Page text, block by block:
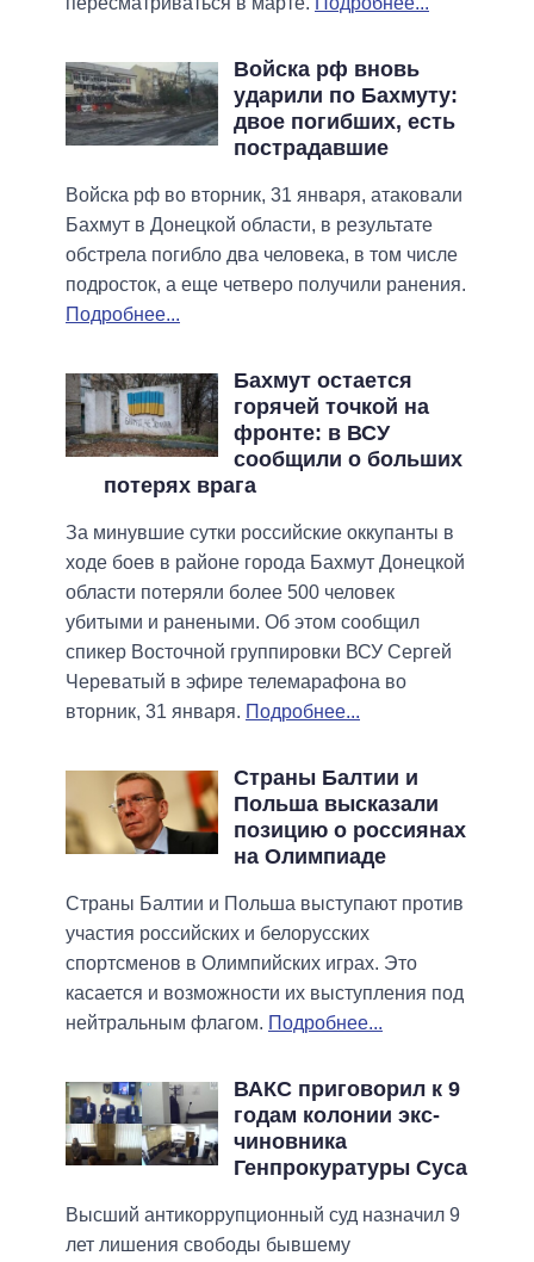
Войска рф вновь
ударили по Бахмуту:
двое погибших, есть
пострадавшие
Войска рф во вторник, 31 января, атаковали
Бахмут в Донецкой области, в результате
обстрела погибло два человека, в том числе
подросток, а еще четверо получили ранения.
Подробнее...
Бахмут остается
горячей точкой на
фронте: в ВСУ
сообщили о больших
потерях врага
За минувшие сутки российские оккупанты в
ходе боев в районе города Бахмут Донецкой
области потеряли более 500 человек
убитыми и ранеными. Об этом сообщил
спикер Восточной группировки ВСУ Сергей
Череватый в эфире телемарафона во
вторник, 31 января. Подробнее...
Страны Балтии и
Польша высказали
позицию о россиянах
на Олимпиаде
Страны Балтии и Польша выступают против
участия российских и белорусских
спортсменов в Олимпийских играх. Это
касается и возможности их выступления под
нейтральным флагом. Подробнее...
ВАКС приговорил к 9
годам колонии экс-
чиновника
Генпрокуратуры Суса
Высший антикоррупционный суд назначил 9
лет лишения свободы бывшему